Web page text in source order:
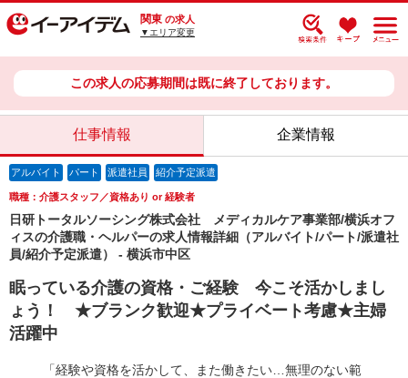
関東 の求人
▼エリア変更
この求人の応募期間は既に終了しております。
仕事情報 企業情報
アルバイト パート 派遣社員 紹介予定派遣
職種：介護スタッフ／資格あり or 経験者
日研トータルソーシング株式会社 メディカルケア事業部/横浜オフ
ィスの介護職・ヘルパーの求人情報詳細（アルバイト/パート/派遣社
員/紹介予定派遣） - 横浜市中区
眠っている介護の資格・ご経験 今こそ活かしまし
ょう！ ★ブランク歓迎★プライベート考慮★主婦
活躍中
「経験や資格を活かして、また働きたい…無理のない範